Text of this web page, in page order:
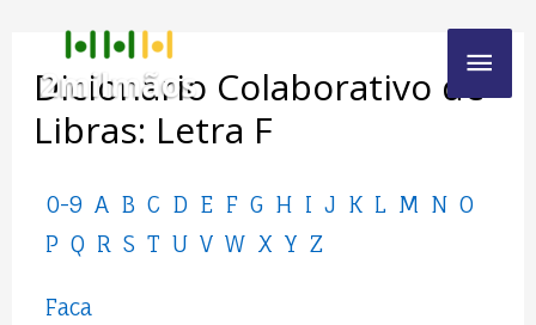
Dicionario Colaborativo de
Libras: Letra F
0-9 A B C D E F G H I J K L M N O
P Q R S T U V W X Y Z
Faca